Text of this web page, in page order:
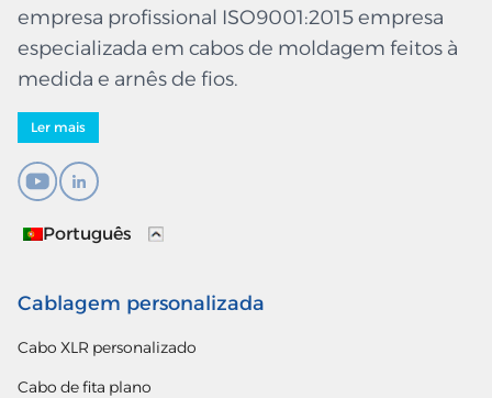
empresa profissional ISO9001:2015 empresa
especializada em cabos de moldagem feitos à
medida e arnês de fios.
Ler mais
Português
Cablagem personalizada
Cabo XLR personalizado
Cabo de fita plano